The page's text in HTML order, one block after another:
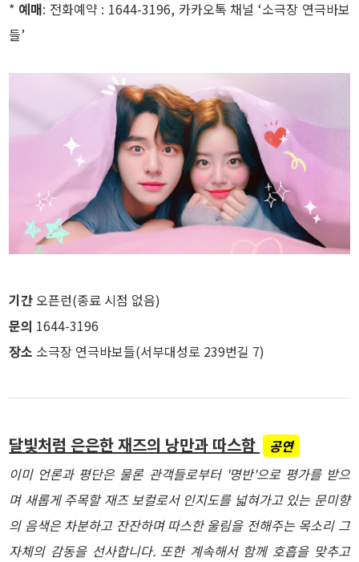
* 예매: 전화예약 : 1644-3196, 카카오톡 채널 ‘소극장 연극바보
들’
기간 오픈런(종료 시점 없음)
문의 1644-3196
장소 소극장 연극바보들(서부대성로 239번길 7)
달빛처럼 은은한 재즈의 낭만과 따스함
공연
이미 언론과 평단은 물론 관객들로부터 '명반'으로 평가를 받으
며 새롭게 주목할 재즈 보컬로서 인지도를 넓혀가고 있는 문미향
의 음색은 차분하고 잔잔하며 따스한 울림을 전해주는 목소리 그
자체의 감동을 선사합니다. 또한 계속해서 함께 호흡을 맞추고